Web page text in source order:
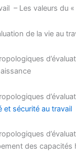
– Les valeurs du
de la vie au
et sécurité au travail
des capacités